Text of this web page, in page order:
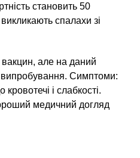
становить 50
спалахи зі
але на даний
випробування. Симптоми:
і слабкості.
медичний догляд